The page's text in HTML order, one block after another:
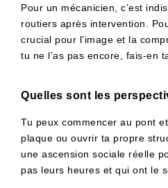
Pour un mécanicien, c’est
routiers après intervention.
crucial pour l’image et la
tu ne l’as pas encore, fais-en
Quelles sont les
Tu peux commencer au pont
plaque ou ouvrir ta propre
une ascension sociale réelle
pas leurs heures et qui ont le